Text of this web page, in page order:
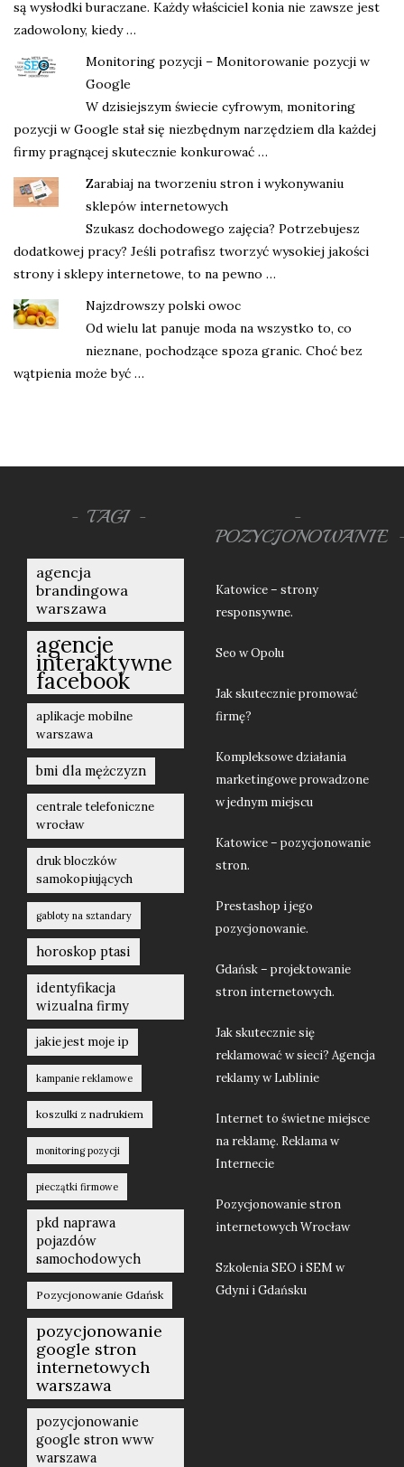
są wysłodki buraczane. Każdy właściciel konia nie zawsze jest
zadowolony, kiedy …
Monitoring pozycji – Monitorowanie pozycji w
Google
W dzisiejszym świecie cyfrowym, monitoring
pozycji w Google stał się niezbędnym narzędziem dla każdej
firmy pragnącej skutecznie konkurować …
Zarabiaj na tworzeniu stron i wykonywaniu
sklepów internetowych
Szukasz dochodowego zajęcia? Potrzebujesz
dodatkowej pracy? Jeśli potrafisz tworzyć wysokiej jakości
strony i sklepy internetowe, to na pewno …
Najzdrowszy polski owoc
Od wielu lat panuje moda na wszystko to, co
nieznane, pochodzące spoza granic. Choć bez
wątpienia może być …
TAGI
agencja
brandingowa
warszawa
agencje
interaktywne
facebook
aplikacje mobilne
warszawa
bmi dla mężczyzn
centrale telefoniczne
wrocław
druk bloczków
samokopiujących
gabloty na sztandary
horoskop ptasi
identyfikacja
wizualna firmy
jakie jest moje ip
kampanie reklamowe
koszulki z nadrukiem
monitoring pozycji
pieczątki firmowe
pkd naprawa
pojazdów
samochodowych
Pozycjonowanie Gdańsk
pozycjonowanie
google stron
internetowych
warszawa
pozycjonowanie
google stron www
warszawa
POZYCJONOWANIE
Katowice – strony
responsywne.
Seo w Opolu
Jak skutecznie promować
firmę?
Kompleksowe działania
marketingowe prowadzone
w jednym miejscu
Katowice – pozycjonowanie
stron.
Prestashop i jego
pozycjonowanie.
Gdańsk – projektowanie
stron internetowych.
Jak skutecznie się
reklamować w sieci? Agencja
reklamy w Lublinie
Internet to świetne miejsce
na reklamę. Reklama w
Internecie
Pozycjonowanie stron
internetowych Wrocław
Szkolenia SEO i SEM w
Gdyni i Gdańsku